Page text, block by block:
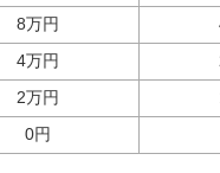
8万円
4万円
2万円
0円